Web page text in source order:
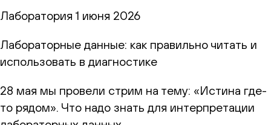
Лаборатория 1 июня 2026
Лабораторные данные: как правильно читать и
использовать в диагностике
28 мая мы провели стрим на тему: «Истина где-
то рядом». Что надо знать для интерпретации